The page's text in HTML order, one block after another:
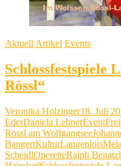
Aktuell Artikel Events
Schlossfestspiele
Rössl“
Veronika Holzinger18. Juli
EderDaniela LehnerEvent
Rössl am Wolfgangsee
BangertKulturLangenlois
ScheidlOperetteRalph